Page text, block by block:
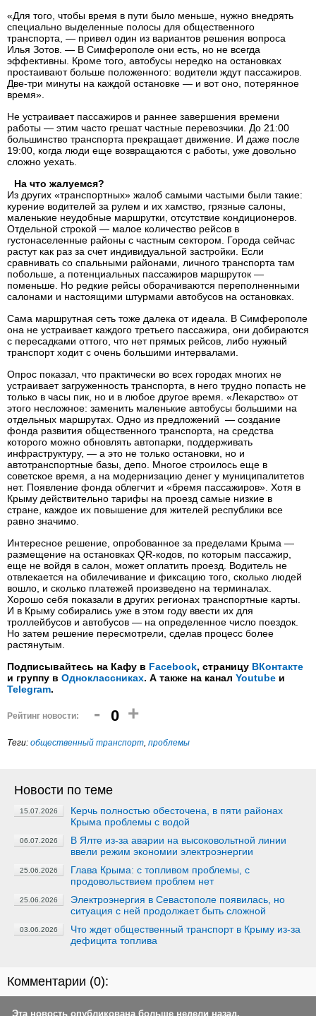
«Для того, чтобы время в пути было меньше, нужно внедрять
специально выделенные полосы для общественного
транспорта, — привел один из вариантов решения вопроса
Илья Зотов. — В Симферополе они есть, но не всегда
эффективны. Кроме того, автобусы нередко на остановках
простаивают больше положенного: водители ждут пассажиров.
Две-три минуты на каждой остановке — и вот оно, потерянное
время».
Не устраивает пассажиров и раннее завершения времени
работы — этим часто грешат частные перевозчики. До 21:00
большинство транспорта прекращает движение. И даже после
19:00, когда люди еще возвращаются с работы, уже довольно
сложно уехать.
На что жалуемся?
Из других «транспортных» жалоб самыми частыми были такие:
курение водителей за рулем и их хамство, грязные салоны,
маленькие неудобные маршрутки, отсутствие кондиционеров.
Отдельной строкой — малое количество рейсов в
густонаселенные районы с частным сектором. Города сейчас
растут как раз за счет индивидуальной застройки. Если
сравнивать со спальными районами, личного транспорта там
побольше, а потенциальных пассажиров маршруток —
поменьше. Но редкие рейсы оборачиваются переполненными
салонами и настоящими штурмами автобусов на остановках.
Сама маршрутная сеть тоже далека от идеала. В Симферополе
она не устраивает каждого третьего пассажира, они добираются
с пересадками оттого, что нет прямых рейсов, либо нужный
транспорт ходит с очень большими интервалами.
Опрос показал, что практически во всех городах многих не
устраивает загруженность транспорта, в него трудно попасть не
только в часы пик, но и в любое другое время. «Лекарство» от
этого несложное: заменить маленькие автобусы большими на
отдельных маршрутах. Одно из предложений — создание
фонда развития общественного транспорта, на средства
которого можно обновлять автопарки, поддерживать
инфраструктуру, — а это не только остановки, но и
автотранспортные базы, депо. Многое строилось еще в
советское время, а на модернизацию денег у муниципалитетов
нет. Появление фонда облегчит и «бремя пассажиров». Хотя в
Крыму действительно тарифы на проезд самые низкие в
стране, каждое их повышение для жителей республики все
равно значимо.
Интересное решение, опробованное за пределами Крыма —
размещение на остановках QR-кодов, по которым пассажир,
еще не войдя в салон, может оплатить проезд. Водитель не
отвлекается на обилечивание и фиксацию того, сколько людей
вошло, и сколько платежей произведено на терминалах.
Хорошо себя показали в других регионах транспортные карты.
И в Крыму собирались уже в этом году ввести их для
троллейбусов и автобусов — на определенное число поездок.
Но затем решение пересмотрели, сделав процесс более
растянутым.
Подписывайтесь на Кафу в Facebook, страницу ВКонтакте
и группу в Одноклассниках. А также на канал Youtube и
Telegram.
Рейтинг новости: - 0 +
Теги: общественный транспорт, проблемы
Новости по теме
15.07.2026
Керчь полностью обесточена, в пяти районах
Крыма проблемы с водой
06.07.2026
В Ялте из-за аварии на высоковольтной линии
ввели режим экономии электроэнергии
25.06.2026
Глава Крыма: с топливом проблемы, с
продовольствием проблем нет
25.06.2026
Электроэнергия в Севастополе появилась, но
ситуация с ней продолжает быть сложной
03.06.2026
Что ждет общественный транспорт в Крыму из-за
дефицита топлива
Комментарии (0):
Эта новость опубликована больше недели назад.